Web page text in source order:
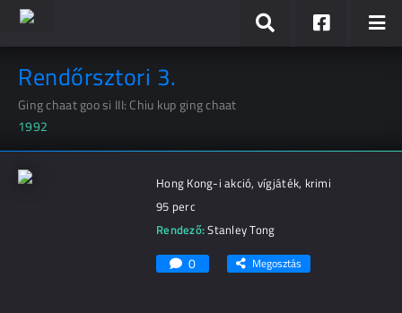
Rendőrsztori 3.
Ging chaat goo si III: Chiu kup ging chaat
1992
Hong Kong-i akció, vígjáték, krimi
95 perc
Rendező:Stanley Tong
0 Megosztás